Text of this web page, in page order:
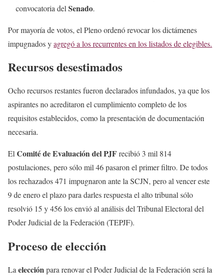
convocatoria del Senado.
Por mayoría de votos, el Pleno ordenó revocar los dictámenes
impugnados yagregó a los recurrentes en los listados de elegibles.
Recursos desestimados
Ocho recursos restantes fueron declarados infundados, ya que los
aspirantes no acreditaron el cumplimiento completo de los
requisitos establecidos, como la presentación de documentación
necesaria.
ElComité de Evaluación del PJFrecibió 3 mil 814
postulaciones, pero sólo mil 46 pasaron el primer filtro. De todos
los rechazados 471 impugnaron ante la SCJN, pero al vencer este
9 de enero el plazo para darles respuesta el alto tribunal sólo
resolvió 15 y 456 los envió al análisis del Tribunal Electoral del
Poder Judicial de la Federación (TEPJF).
Proceso de elección
La elecciónpara renovar el Poder Judicial de la Federación será la